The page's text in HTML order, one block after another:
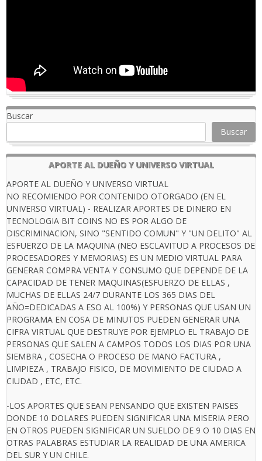
Buscar
Buscar
APORTE AL DUEÑO Y UNIVERSO VIRTUAL
APORTE AL DUEÑO Y UNIVERSO VIRTUAL
NO RECOMIENDO POR CONTENIDO OTORGADO (EN EL
UNIVERSO VIRTUAL) - REALIZAR APORTES DE DINERO EN
TECNOLOGIA BIT COINS NO ES POR ALGO DE
DISCRIMINACION, SINO "SENTIDO COMUN" Y "UN DELITO" AL
ESFUERZO DE LA MAQUINA (NEO ESCLAVITUD A PROCESOS DE
PROCESADORES Y MEMORIAS) ES UN MEDIO VIRTUAL PARA
GENERAR COMPRA VENTA Y CONSUMO QUE DEPENDE DE LA
CAPACIDAD DE TENER MAQUINAS(ESFUERZO DE ELLAS ,
MUCHAS DE ELLAS 24/7 DURANTE LOS 365 DIAS DEL
AÑO=DEDICADAS A ESO AL 100%) Y PERSONAS QUE USAN UN
PROGRAMA EN COSA DE MINUTOS PUEDEN GENERAR UNA
CIFRA VIRTUAL QUE DESTRUYE POR EJEMPLO EL TRABAJO DE
PERSONAS QUE SALEN A CAMPOS TODOS LOS DIAS POR UNA
SIEMBRA , COSECHA O PROCESO DE MANO FACTURA ,
LIMPIEZA , TRABAJO FISICO, DE MOVIMIENTO DE CIUDAD A
CIUDAD , ETC, ETC.
-LOS APORTES QUE SEAN PENSANDO QUE EXISTEN PAISES
DONDE 10 DOLARES PUEDEN SIGNIFICAR UNA MISERIA PERO
EN OTROS PUEDEN SIGNIFICAR UN SUELDO DE 9 O 10 DIAS EN
OTRAS PALABRAS ESTUDIAR LA REALIDAD DE UNA AMERICA
DEL SUR Y UN CHILE.